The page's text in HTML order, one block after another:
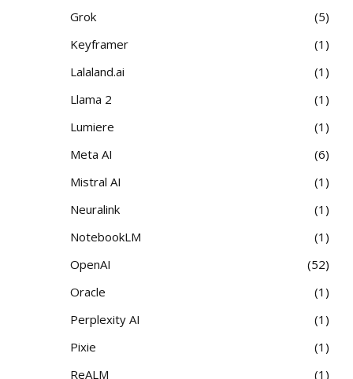
Grok
5
Keyframer
1
Lalaland.ai
1
Llama 2
1
Lumiere
1
Meta AI
6
Mistral AI
1
Neuralink
1
NotebookLM
1
OpenAI
52
Oracle
1
Perplexity AI
1
Pixie
1
ReALM
1